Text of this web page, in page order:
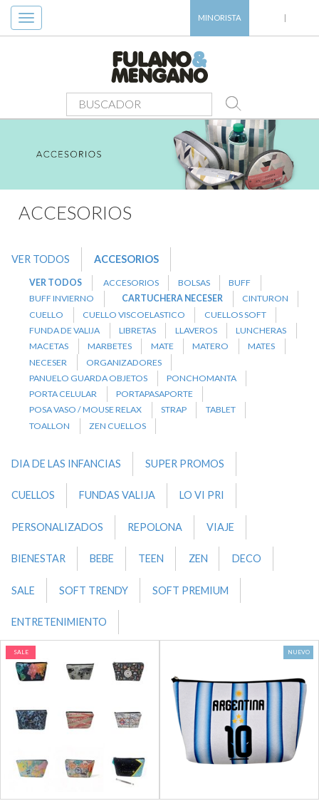
Toggle
navigation
MINORISTA
ACCESORIOS>CARTUCHERA NECESER
ACCESORIOS
VER TODOS ACCESORIOS
VER TODOS ACCESORIOS BOLSAS
BUFF
BUFF INVIERNO
CARTUCHERA NECESER
CINTURON
CUELLO
CUELLO VISCOELASTICO
CUELLOS SOFT
FUNDA DE VALIJA
LIBRETAS LLAVEROS
LUNCHERAS
MACETAS
MARBETES MATE MATERO
MATES
NECESER
ORGANIZADORES
PANUELO GUARDA OBJETOS
PONCHOMANTA
PORTA CELULAR
PORTAPASAPORTE
POSA VASO / MOUSE RELAX
STRAP
TABLET
TOALLON
ZEN CUELLOS
DIA DE LAS INFANCIAS SUPER PROMOS
CUELLOS FUNDAS VALIJA LO VI PRI
PERSONALIZADOS REPOLONA VIAJE
BIENESTAR BEBE TEEN ZEN DECO
SALE SOFT TRENDY SOFT PREMIUM
ENTRETENIMIENTO
SALE NUEVO